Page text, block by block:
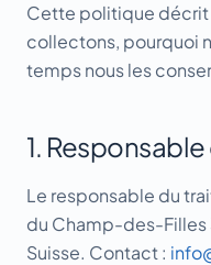
Cette politique décrit
collectons, pourquoi
temps nous les
1.
Le responsable du
du Champ-des-Filles
Suisse. Contact :